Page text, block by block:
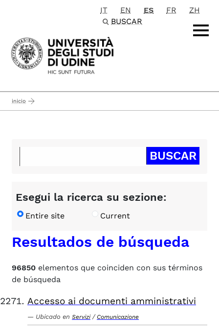
Passa al contenuto principale
IT EN ES FR
ZH
BUSCAR
inicio
Esegui la ricerca su sezione:
Entire site Current
Resultados de búsqueda
96850 elementos que coinciden con sus términos
de búsqueda
Accesso ai documenti amministrativi
Ubicado en Servizi / Comunicazione